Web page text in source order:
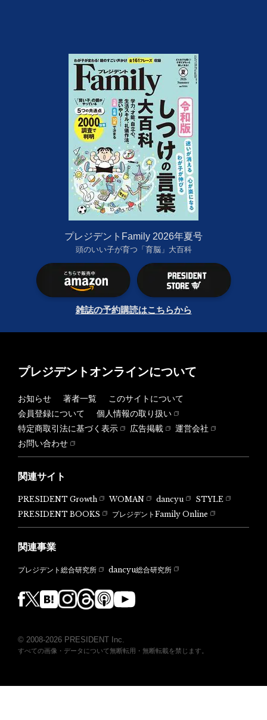
プレジデントFamily 2026年夏号
頭のいい子が育つ「育脳」大百科
雑誌の予約購読はこちらから
プレジデントオンラインについて
お知らせ 著者一覧
このサイトについて
会員登録について
個人情報の取り扱い
特定商取引法に基づく表示
広告掲載
運営会社
お問い合わせ
関連サイト
PRESIDENT Growth WOMAN dancyu
STYLE
PRESIDENT BOOKS
プレジデントFamily Online
関連事業
プレジデント総合研究所 dancyu総合研究所
© 2008-2026 PRESIDENT Inc.
すべての画像・データについて無断転用・無断転載を禁じます。